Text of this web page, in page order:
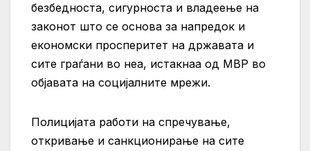
безбедноста, сигурноста и владеење на
законот што се основа за напредок и
економски просперитет на државата и
сите граѓани во неа, истакнаа од МВР во
објавата на социјалните мрежи.
Полицијата работи на спречување,
откривање и санкционирање на сите